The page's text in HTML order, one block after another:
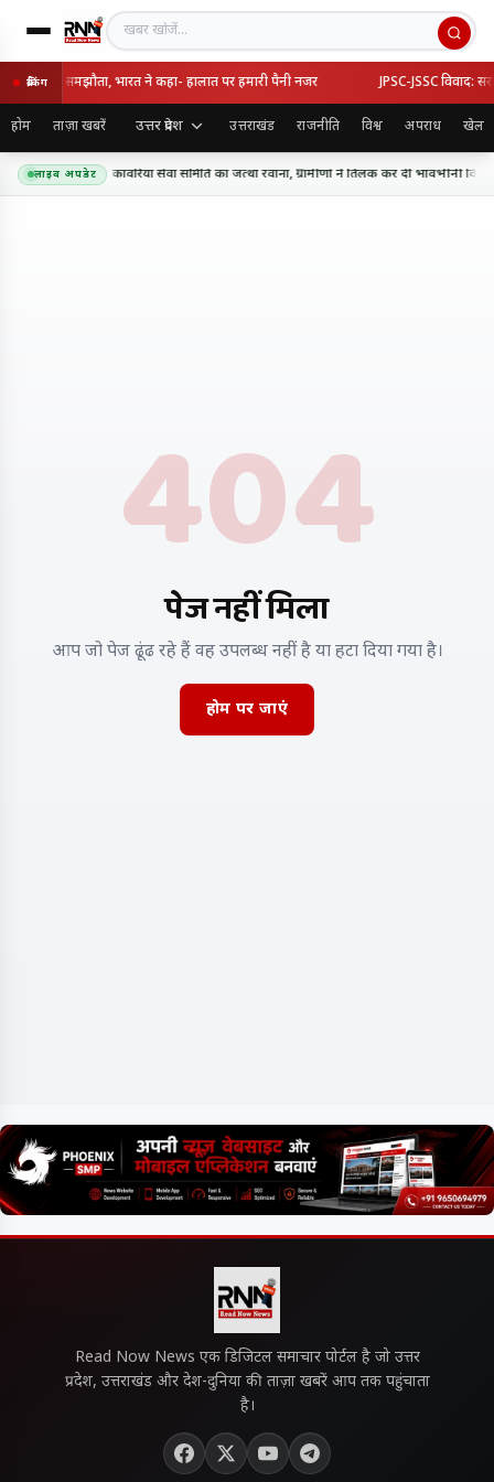
खबर खोजें
ब्रेकिंग
का रक्षा समझौता, भारत ने कहा- हालात पर हमारी पैनी नजर JPSC-JSSC विवाद:
होम ताज़ा खबरें उत्तर प्रदेश उत्तराखंड राजनीति विश्व अपराध खेल
लाइव अपडेट
के लिए शिव शक्ति कांवरिया सेवा समिति का जत्था रवाना, ग्रामीणों ने तिलक कर दी भावभीनी विदाई
404
पेज नहीं मिला
आप जो पेज ढूंढ रहे हैं वह उपलब्ध नहीं है या हटा दिया गया है।
होम पर जाएं
Read Now News एक डिजिटल समाचार पोर्टल है जो उत्तर
प्रदेश, उत्तराखंड और देश-दुनिया की ताज़ा खबरें आप तक पहुंचाता
है।